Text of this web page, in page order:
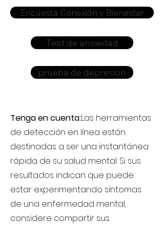
Encuesta Conexión y Bienestar
Test de ansiedad
prueba de depresion
Tenga en cuenta:Las herramientas
de detección en línea están
destinadas a ser una instantánea
rápida de su salud mental. Si sus
resultados indican que puede
estar experimentando síntomas
de una enfermedad mental,
considere compartir sus